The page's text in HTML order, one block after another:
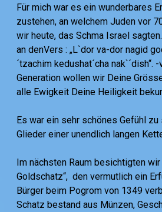
Für mich war es ein wunderbares
zustehen, an welchem Juden vor
wir heute, das Schma Israel
an denVers : „L`dor va-dor nagid
´tzachim kedushat´cha nak`´dish“.
Generation wollen wir Deine
alle Ewigkeit Deine Heiligkeit
Es war ein sehr schönes Gefühl
Glieder einer unendlich langen
Im nächsten Raum besichtigten wir
Goldschatz“, den vermutlich ein
Bürger beim Pogrom von 1349
Schatz bestand aus Münzen,